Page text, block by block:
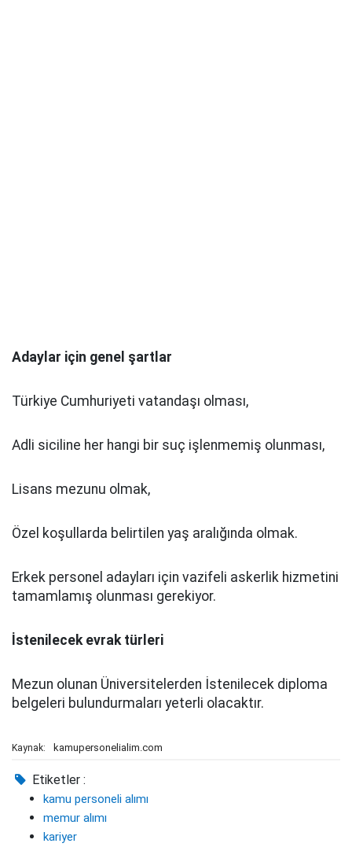
Adaylar için genel şartlar
Türkiye Cumhuriyeti vatandaşı olması,
Adli siciline her hangi bir suç işlenmemiş olunması,
Lisans mezunu olmak,
Özel koşullarda belirtilen yaş aralığında olmak.
Erkek personel adayları için vazifeli askerlik hizmetini
tamamlamış olunması gerekiyor.
İstenilecek evrak türleri
Mezun olunan Üniversitelerden İstenilecek diploma
belgeleri bulundurmaları yeterli olacaktır.
Kaynak: kamupersonelialim.com
Etiketler :
kamu personeli alımı
memur alımı
kariyer